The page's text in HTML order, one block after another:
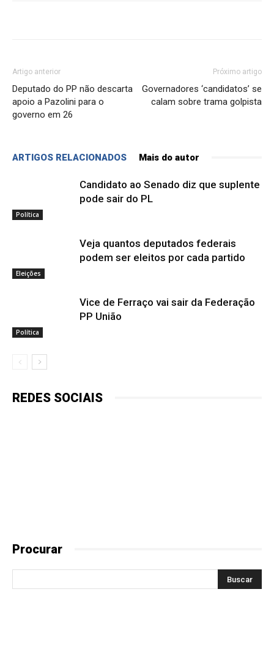
Artigo anterior
Deputado do PP não descarta
apoio a Pazolini para o
governo em 26
Próximo artigo
Governadores ‘candidatos’ se
calam sobre trama golpista
ARTIGOS RELACIONADOS Mais do autor
Política
Candidato ao Senado diz que suplente
pode sair do PL
Eleições
Veja quantos deputados federais
podem ser eleitos por cada partido
Política
Vice de Ferraço vai sair da Federação
PP União
REDES SOCIAIS
Procurar